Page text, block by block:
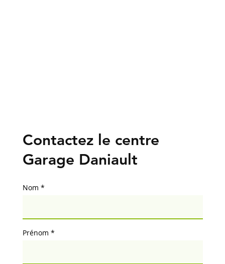
Contactez le centre
Garage Daniault
Nom
Prénom